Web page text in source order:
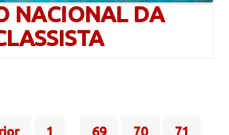
NACIONAL DA
1 69 70
71